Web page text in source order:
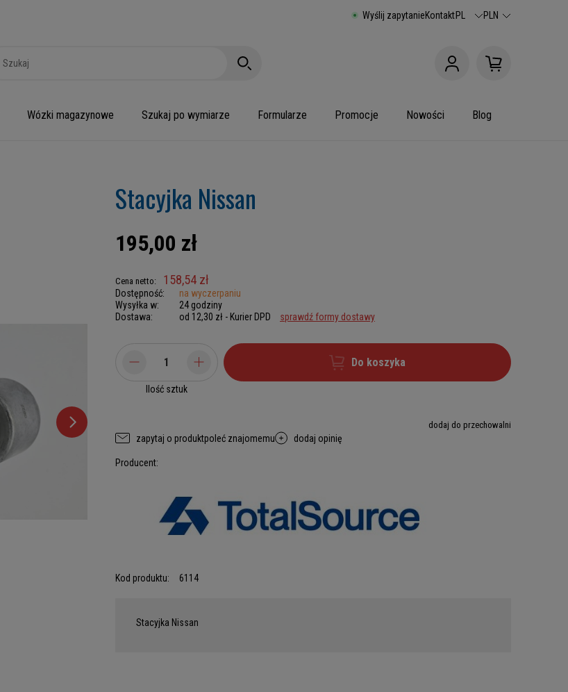
Wyślij zapytanieKontaktPL PLN
Wózki magazynowe Szukaj po wymiarze Formularze Promocje Nowości Blog
Stacyjka Nissan
195,00 zł
Cena netto: 158,54 zł
Dostępność:
na wyczerpaniu
Wysyłka w:
24 godziny
Dostawa:
od 12,30 zł - Kurier DPD sprawdź formy dostawy
Ilość sztuk
Do koszyka
dodaj do przechowalni
zapytaj o produktpoleć znajomemu dodaj opinię
Producent:
Kod produktu: 6114
Stacyjka Nissan